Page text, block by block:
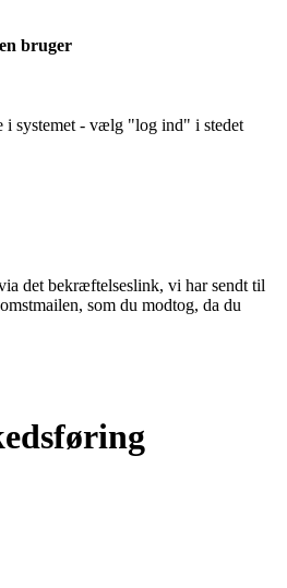
bruger
i systemet - vælg "log ind" i stedet
det bekræftelseslink, vi har sendt til
som du modtog, da du